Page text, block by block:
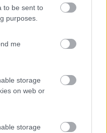
to be sent to
purposes.
me
storage
on web or
storage
220v. Docce, lavabi,
posizione